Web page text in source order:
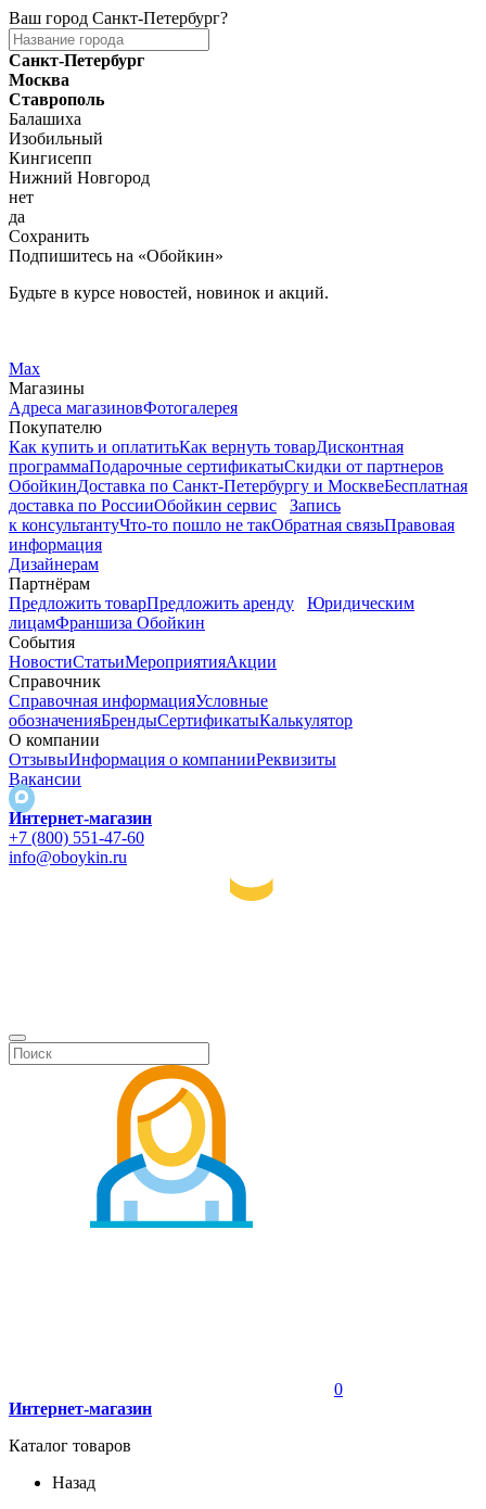
Ваш город Санкт-Петербург?
Санкт-Петербург
Москва
Ставрополь
Балашиха
Изобильный
Кингисепп
Нижний Новгород
нет
да
Сохранить
Подпишитесь на «Обойкин»
Будьте в курсе новостей, новинок и акций.
Max
Магазины
Адреса магазиновФотогалерея
Покупателю
Как купить и оплатитьКак вернуть товарДисконтная
программаПодарочные сертификатыСкидки от партнеров
ОбойкинДоставка по Санкт-Петербургу и МосквеБесплатная
доставка по РоссииОбойкин сервис
Запись
к консультантуЧто-то пошло не такОбратная связьПравовая
информация
Дизайнерам
Партнёрам
Предложить товарПредложить аренду
Юридическим
лицамФраншиза Обойкин
События
НовостиСтатьиМероприятияАкции
Справочник
Справочная информацияУсловные
обозначенияБрендыСертификатыКалькулятор
О компании
ОтзывыИнформация о компанииРеквизиты
Вакансии
Интернет-магазин
+7 (800) 551-47-60
info@oboykin.ru
0
Интернет-магазин
Каталог товаров
Назад